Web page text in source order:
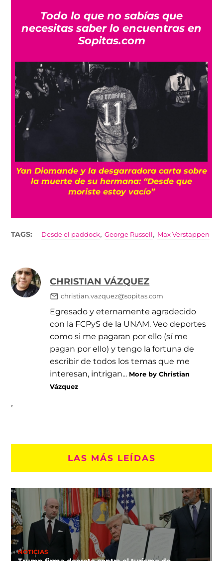
Todo lo que no sabías que
necesitas saber lo encuentras en
Sopitas.com
Yan Diomande y la desgarradora carta sobre
la muerte de su hermana: “Desde que
moriste estoy vacío”
TAGS: Desde el paddock,George Russell , Max Verstappen
CHRISTIAN VÁZQUEZ
christian.vazquez@sopitas.com
Egresado y eternamente agradecido
con la FCPyS de la UNAM. Veo deportes
como si me pagaran por ello (sí me
pagan por ello) y tengo la fortuna de
escribir de todos los temas que me
interesan, intrigan... More by Christian
Vázquez
LAS MÁS LEÍDAS
NOTICIAS